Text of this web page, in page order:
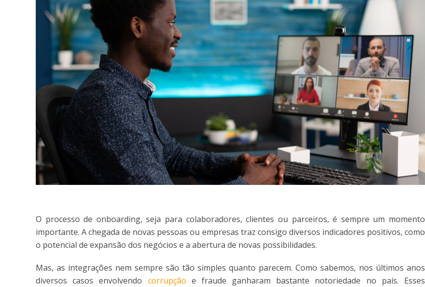
O processo de onboarding, seja para colaboradores, clientes ou parceiros, é sempre um momento
importante. A chegada de novas pessoas ou empresas traz consigo diversos indicadores positivos, como
o potencial de expansão dos negócios e a abertura de novas possibilidades.
Mas, as integrações nem sempre são tão simples quanto parecem. Como sabemos, nos últimos anos
diversos casos envolvendo corrupção e fraude ganharam bastante notoriedade no país. Esses